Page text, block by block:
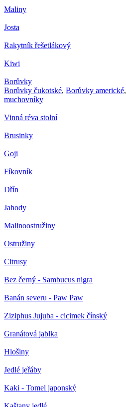
Maliny
Josta
Rakytník řešetlákový
Kiwi
Borůvky
Borůvky čukotské, Borůvky americké,
muchovníky
Vinná réva stolní
Brusinky
Goji
Fíkovník
Dřín
Jahody
Malinoostružiny
Ostružiny
Citrusy
Bez černý - Sambucus nigra
Banán severu - Paw Paw
Ziziphus Jujuba - cicimek čínský
Granátová jablka
Hlošiny
Jedlé jeřáby
Kaki - Tomel japonský